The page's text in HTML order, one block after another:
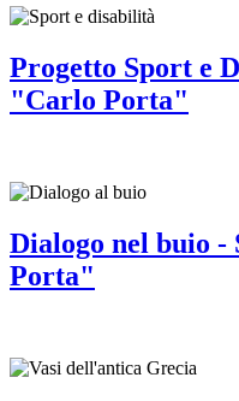
Progetto Sport e
"Carlo Porta"
Dialogo nel buio
Porta"